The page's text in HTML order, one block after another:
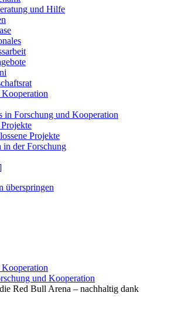
und Hilfe
in Forschung und Kooperation
Projekte
in der Forschung
überspringen
und Kooperation
Red Bull Arena – nachhaltig dank